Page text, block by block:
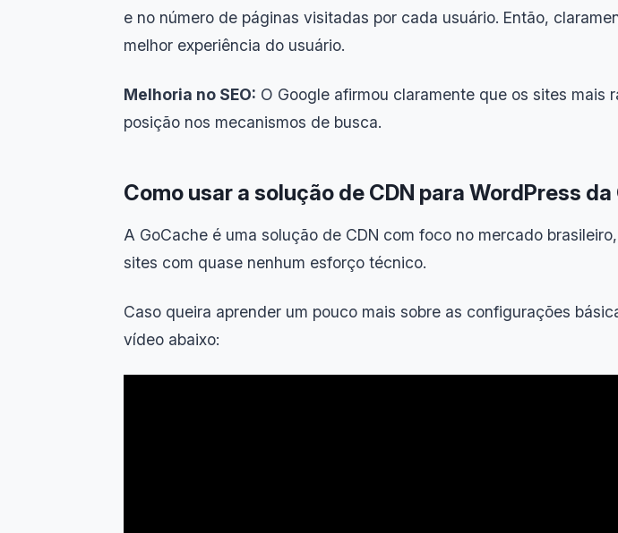
e no número de páginas visitadas por cada usuário. Então,
melhor experiência do usuário.
Melhoria no SEO: O Google afirmou claramente que os sites mais
posição nos mecanismos de busca.
Como usar a solução de CDN para WordPress da
A GoCache é uma solução de CDN com foco no mercado
sites com quase nenhum esforço técnico.
Caso queira aprender um pouco mais sobre as configurações
vídeo abaixo: